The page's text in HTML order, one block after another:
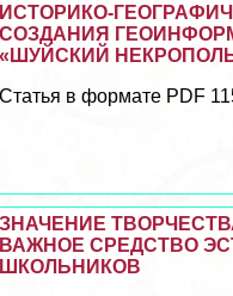
ИСТОРИКО-
СОЗДАНИЯ
«ШУЙСКИЙ
Статья в формате PDF
ЗНАЧЕНИЕ
ВАЖНОЕ СРЕДСТВО
ШКОЛЬНИКОВ